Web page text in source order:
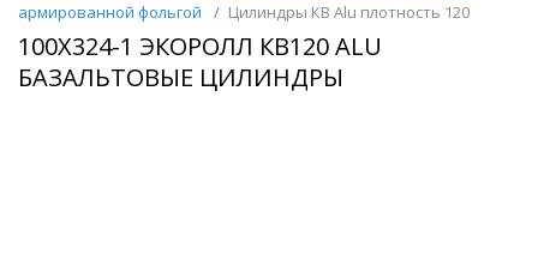
армированной фольгой
/ Цилиндры КВ Alu плотность 120
100Х324-1 ЭКОРОЛЛ КВ120 ALU
БАЗАЛЬТОВЫЕ ЦИЛИНДРЫ